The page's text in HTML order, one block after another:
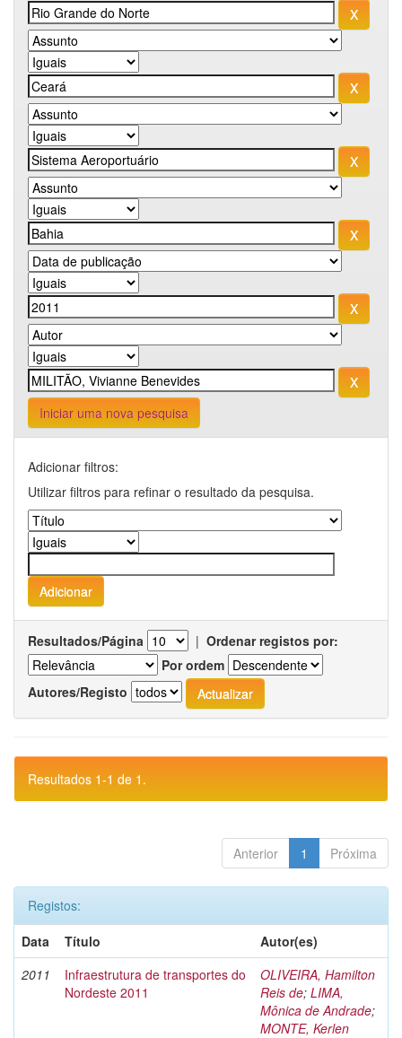
Iniciar uma nova pesquisa
Adicionar filtros:
Utilizar filtros para refinar o resultado da pesquisa.
Resultados/Página | Ordenar registos por:
Por ordem
Autores/Registo
Resultados 1-1 de 1.
Anterior 1 Próxima
Registos:
Data
Título
Autor(es)
2011
Infraestrutura de transportes do
Nordeste 2011
OLIVEIRA, Hamilton
Reis de; LIMA,
Mônica de Andrade;
MONTE, Kerlen